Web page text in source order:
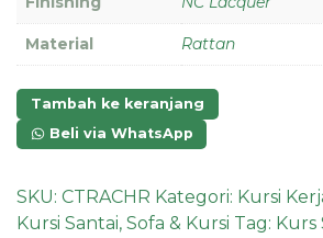
Material Rattan
Tambah ke keranjang
Beli via WhatsApp
SKU: CTRACHR Kategori: Kursi
Kursi Santai, Sofa & Kursi Tag: Kurs